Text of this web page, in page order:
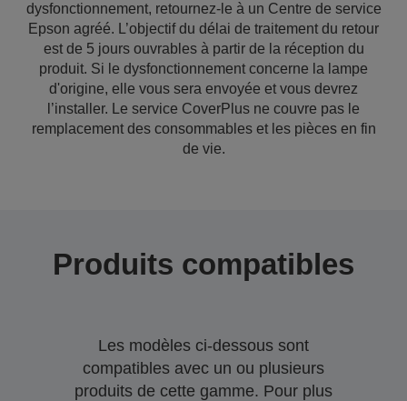
dysfonctionnement, retournez-le à un Centre de service
Epson agréé. L’objectif du délai de traitement du retour
est de 5 jours ouvrables à partir de la réception du
produit. Si le dysfonctionnement concerne la lampe
d'origine, elle vous sera envoyée et vous devrez
l’installer. Le service CoverPlus ne couvre pas le
remplacement des consommables et les pièces en fin
de vie.
Produits compatibles
Les modèles ci-dessous sont
compatibles avec un ou plusieurs
produits de cette gamme. Pour plus